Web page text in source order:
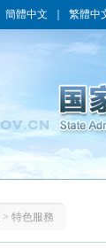
簡體中文 繁體中
> 特色服務